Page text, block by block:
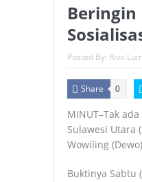
Beringin
Posted By: Rivo
Share 0
MINUT–Tak
Sulawesi Utara
Wowiling
Buktinya Sabtu